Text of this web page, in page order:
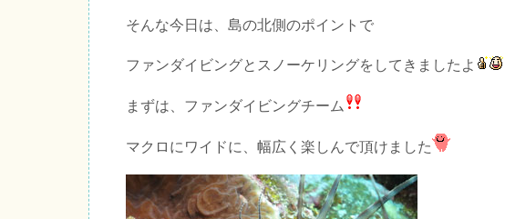
そんな今日は、島の北側のポイントで
ファンダイビングとスノーケリングをしてきましたよ
まずは、ファンダイビングチーム
マクロにワイドに、幅広く楽しんで頂けました